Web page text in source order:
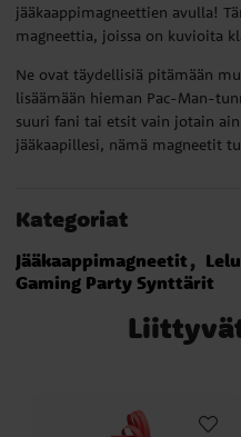
jääkaappimagneettien avulla!
magneettia, joissa on kuvioita
Ne ovat täydellisiä pitämään
lisäämään hieman Pac-Man-
suuri fani tai etsit vain jotain
jääkaapillesi, nämä magneetit
Kategoriat
Jääkaappimagneetit
Gaming Party Synttärit